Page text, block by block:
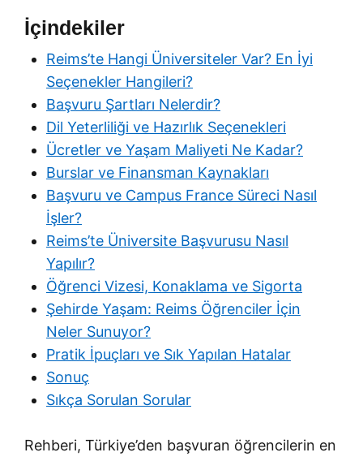
İçindekiler
Reims’te Hangi Üniversiteler Var? En İyi
Seçenekler Hangileri?
Başvuru Şartları Nelerdir?
Dil Yeterliliği ve Hazırlık Seçenekleri
Ücretler ve Yaşam Maliyeti Ne Kadar?
Burslar ve Finansman Kaynakları
Başvuru ve Campus France Süreci Nasıl
İşler?
Reims’te Üniversite Başvurusu Nasıl
Yapılır?
Öğrenci Vizesi, Konaklama ve Sigorta
Şehirde Yaşam: Reims Öğrenciler İçin
Neler Sunuyor?
Pratik İpuçları ve Sık Yapılan Hatalar
Sonuç
Sıkça Sorulan Sorular
Rehberi, Türkiye’den başvuran öğrencilerin en